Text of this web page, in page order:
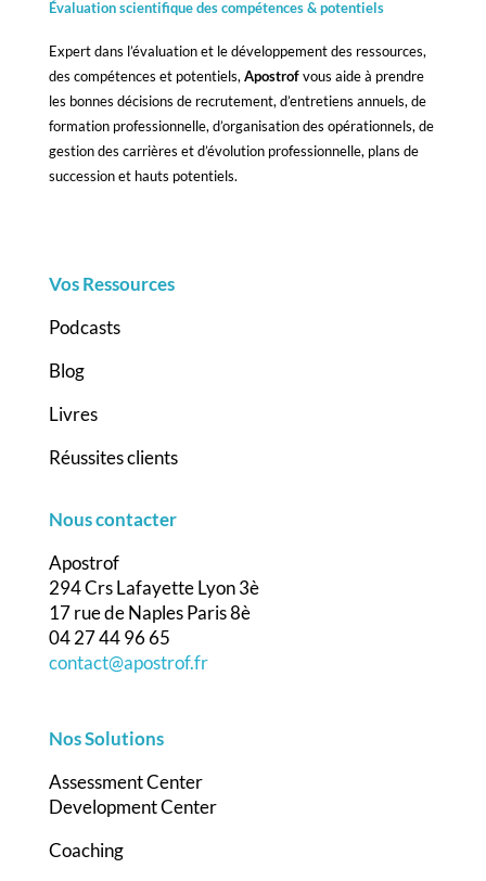
Évaluation scientifique des compétences &potentiels
Expert dans l’évaluation et le développement des ressources,
des compétences et potentiels,Apostrofvous aide à prendre
les bonnes décisions de recrutement, d’entretiens annuels, de
formation professionnelle, d’organisation des opérationnels, de
gestion des carrières et d’évolution professionnelle, plans de
succession et hauts potentiels.
Vos Ressources
Podcasts
Blog
Livres
Réussites clients
Nous contacter
Apostrof
294 Crs Lafayette Lyon 3è
17 rue de Naples Paris 8è
04 27 44 96 65
contact@apostrof.fr
Nos Solutions
Assessment Center
Development Center
Coaching